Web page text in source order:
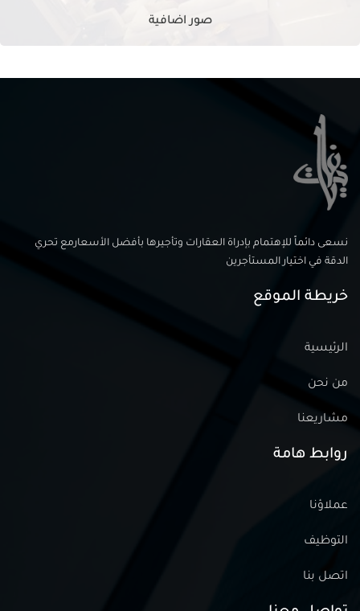
صور اضافية
نسعى دائماً للإهتمام بإدراة العقارات وتأجيرها بأفضل الأسعارمع تحري
الدقة في اختيار المستأجرين
خريطة الموقع
الرئيسية
من نحن
مشاريعنا
روابط هامة
عملاؤنا
التوظيف
اتصل بنا